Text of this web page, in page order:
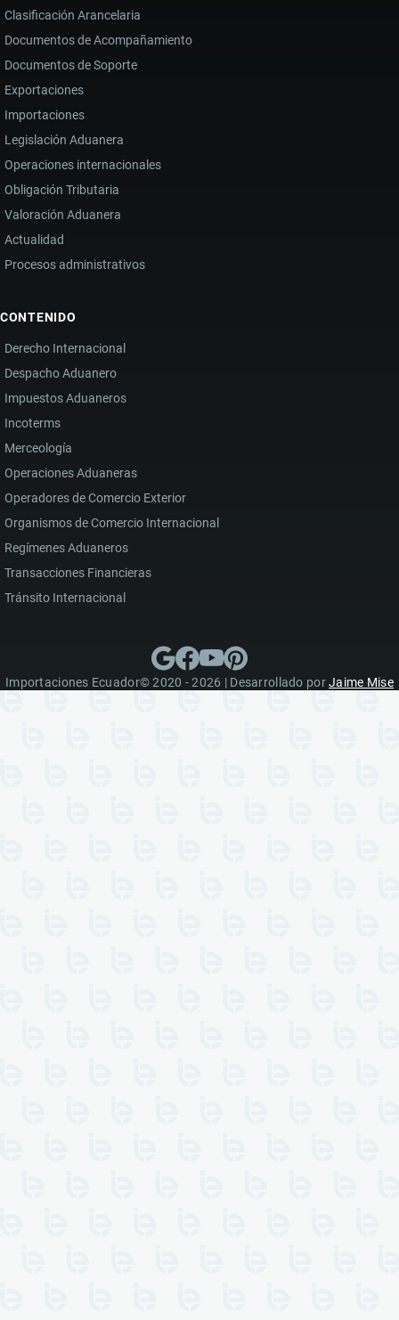
Clasificación Arancelaria
Documentos de Acompañamiento
Documentos de Soporte
Exportaciones
Importaciones
Legislación Aduanera
Operaciones internacionales
Obligación Tributaria
Valoración Aduanera
Actualidad
Procesos administrativos
CONTENIDO
Derecho Internacional
Despacho Aduanero
Impuestos Aduaneros
Incoterms
Merceología
Operaciones Aduaneras
Operadores de Comercio Exterior
Organismos de Comercio Internacional
Regímenes Aduaneros
Transacciones Financieras
Tránsito Internacional
Importaciones Ecuador© 2020 - 2026 | Desarrollado porJaime Mise